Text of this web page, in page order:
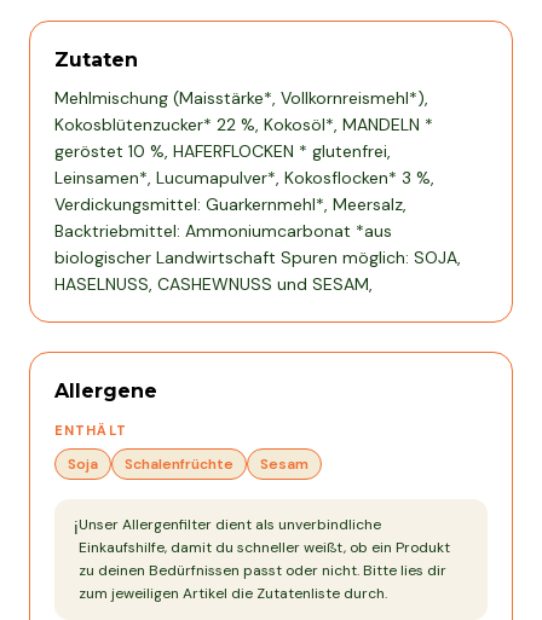
Zutaten
Mehlmischung (Maisstärke*, Vollkornreismehl*),
Kokosblütenzucker* 22 %, Kokosöl*, MANDELN *
geröstet 10 %, HAFERFLOCKEN * glutenfrei,
Leinsamen*, Lucumapulver*, Kokosflocken* 3 %,
Verdickungsmittel: Guarkernmehl*, Meersalz,
Backtriebmittel: Ammoniumcarbonat *aus
biologischer Landwirtschaft Spuren möglich: SOJA,
HASELNUSS, CASHEWNUSS und SESAM,
Allergene
ENTHÄLT
Soja Schalenfrüchte Sesam
ℹ️Unser Allergenfilter dient als unverbindliche
Einkaufshilfe, damit du schneller weißt, ob ein Produkt
zu deinen Bedürfnissen passt oder nicht. Bitte lies dir
zum jeweiligen Artikel die Zutatenliste durch.